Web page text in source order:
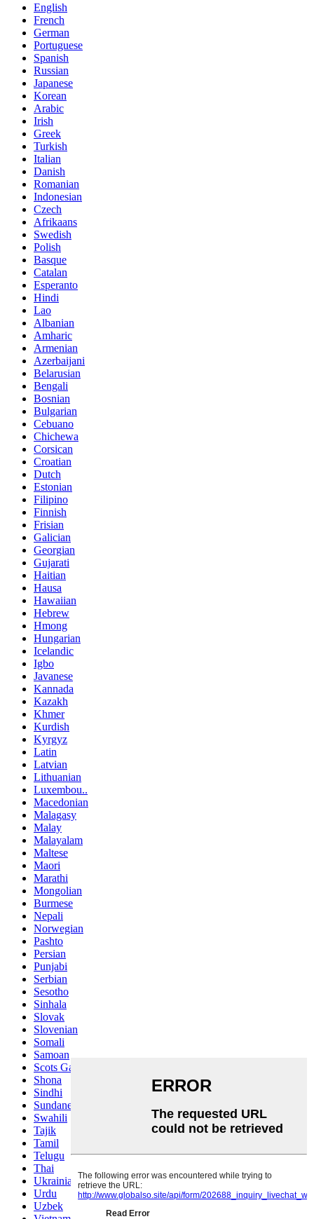
English
French
German
Portuguese
Spanish
Russian
Japanese
Korean
Arabic
Irish
Greek
Turkish
Italian
Danish
Romanian
Indonesian
Czech
Afrikaans
Swedish
Polish
Basque
Catalan
Esperanto
Hindi
Lao
Albanian
Amharic
Armenian
Azerbaijani
Belarusian
Bengali
Bosnian
Bulgarian
Cebuano
Chichewa
Corsican
Croatian
Dutch
Estonian
Filipino
Finnish
Frisian
Galician
Georgian
Gujarati
Haitian
Hausa
Hawaiian
Hebrew
Hmong
Hungarian
Icelandic
Igbo
Javanese
Kannada
Kazakh
Khmer
Kurdish
Kyrgyz
Latin
Latvian
Lithuanian
Luxembou..
Macedonian
Malagasy
Malay
Malayalam
Maltese
Maori
Marathi
Mongolian
Burmese
Nepali
Norwegian
Pashto
Persian
Punjabi
Serbian
Sesotho
Sinhala
Slovak
Slovenian
Somali
Samoan
Scots Gaelic
Shona
Sindhi
Sundanese
Swahili
Tajik
Tamil
Telugu
Thai
Ukrainian
Urdu
Uzbek